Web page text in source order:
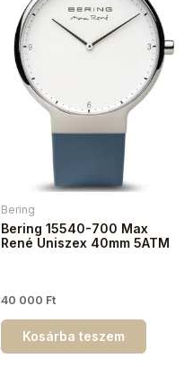
Bering
Bering 15540-700 Max
René Uniszex 40mm 5ATM
40 000 Ft
Kosárba teszem